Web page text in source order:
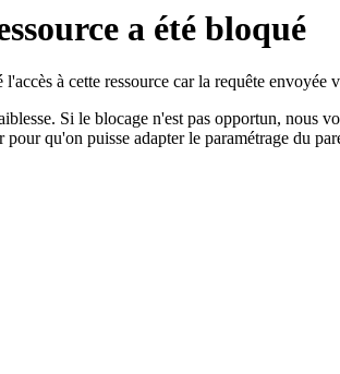
a été bloqué
à cette ressource car la requête envoyée
Si le blocage n'est pas opportun, nous
qu'on puisse adapter le paramétrage du